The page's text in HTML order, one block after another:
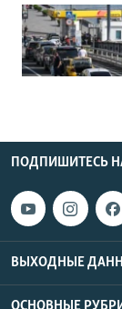
ПОДПИШИТЕСЬ
ВЫХОДНЫЕ
ОСНОВНЫЕ